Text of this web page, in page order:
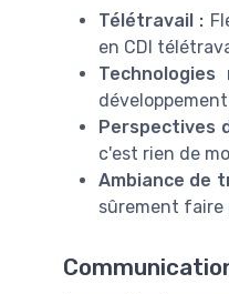
Télétravail :
en CDI
Technologies
Perspectives
c'est rien de
Ambiance de
sûrement faire